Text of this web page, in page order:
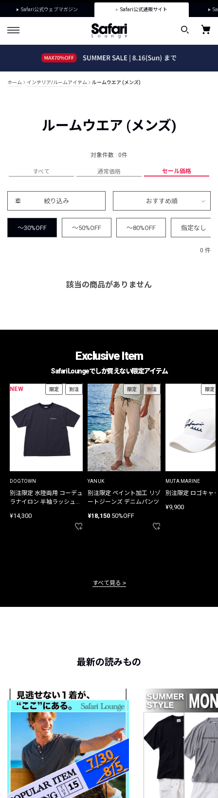
Safari公式ウェブマガジン Safari公式通販サイト
ホーム インテリア/ルームアイテム ルームウエア (メンズ)
ルームウエア (メンズ)
対象件数 : 0件
すべて 通常価格 セール価格
絞り込み おすすめ順
～30%OFF ～50%OFF ～80%OFF 指定なし
0 件
該当の商品がありません
Exclusive Item
Safari Loungeでしか買えない限定アイテム
NEW 限定 別注
DOGTOWN
別注限定 水陸両用 コーデュ
ラナイロン 半袖ラッシュガ
¥14,300
限定 別注
YANUK
別注限定 ペイント加工 リゾ
ートジーンズ デニムパンツ
¥18,150 50%OFF
限定
MUTA MARINE
別注限定 ロゴキャ
¥9,900
すべて見る
最新の読みもの